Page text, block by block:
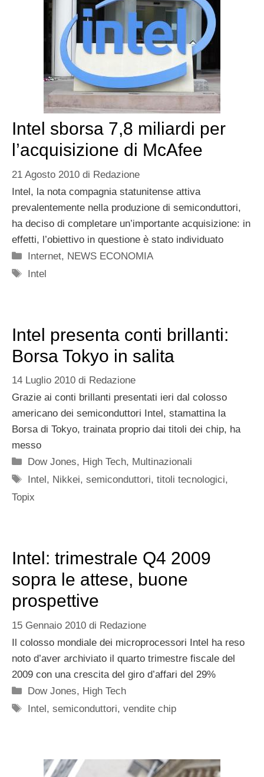
Intel sborsa 7,8 miliardi per
l’acquisizione di McAfee
21 Agosto 2010 di Redazione
Intel, la nota compagnia statunitense attiva
prevalentemente nella produzione di semiconduttori,
ha deciso di completare un’importante acquisizione: in
effetti, l’obiettivo in questione è stato individuato
Categorie
Internet, NEWS ECONOMIA
Tag
Intel
Intel presenta conti brillanti:
Borsa Tokyo in salita
14 Luglio 2010 di Redazione
Grazie ai conti brillanti presentati ieri dal colosso
americano dei semiconduttori Intel, stamattina la
Borsa di Tokyo, trainata proprio dai titoli dei chip, ha
messo
Categorie
Dow Jones, High Tech, Multinazionali
Tag
Intel , Nikkei,semiconduttori,titoli tecnologici,
Topix
Intel: trimestrale Q4 2009
sopra le attese, buone
prospettive
15 Gennaio 2010 di Redazione
Il colosso mondiale dei microprocessori Intel ha reso
noto d’aver archiviato il quarto trimestre fiscale del
2009 con una crescita del giro d’affari del 29%
Categorie
Dow Jones, High Tech
Tag
Intel,semiconduttori,vendite chip